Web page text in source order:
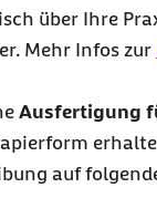
über Ihre
Mehr Infos zur
Ausfertigung
auf